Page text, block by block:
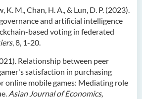
K. M., Chan, H. A., & Lun, D. P. (2023).
and artificial intelligence
based voting in federated
, 8, 1-20.
Relationship between peer
satisfaction in purchasing
online mobile games: Mediating role
Asian Journal of Economics,